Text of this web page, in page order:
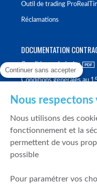
Outil de trading
Réclamations
DOCUMENTATION
Conditions générales
Conditions générales au
Politique de meilleure
Politique de durabilité
Fonds de garantie des
Continuer sans accepter
Nous
Nous utilisons des
fonctionnement et la
permettent de vous
possible
Pour paramétrer vos